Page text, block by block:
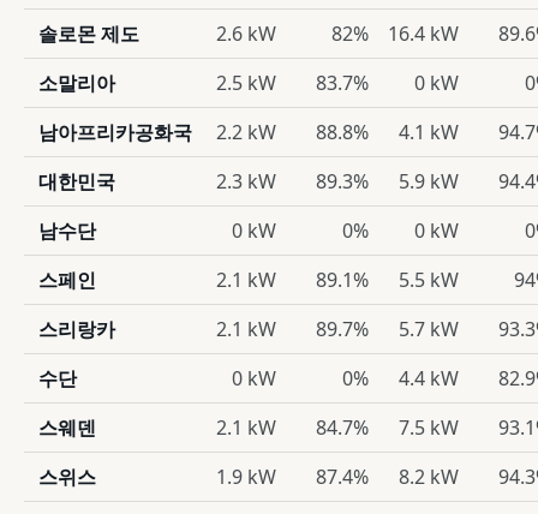
솔로몬 제도
2.6 kW 82% 16.4 kW
소말리아
2.5 kW 83.7% 0 kW
남아프리카공화국
2.2 kW 88.8% 4.1 kW
대한민국
2.3 kW 89.3% 5.9 kW
남수단
0 kW 0% 0 kW
스페인
2.1 kW 89.1% 5.5 kW
스리랑카
2.1 kW 89.7% 5.7 kW
수단
0 kW 0% 4.4 kW
스웨덴
2.1 kW 84.7% 7.5 kW
스위스
1.9 kW 87.4% 8.2 kW